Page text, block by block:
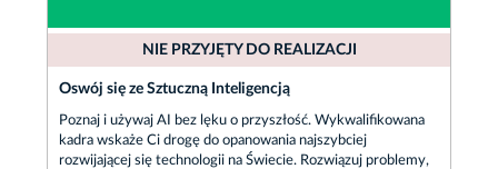
NIE PRZYJĘTY DO REALIZACJI
Oswój się ze Sztuczną Inteligencją
Poznaj i używaj AI bez lęku o przyszłość. Wykwalifikowana
kadra wskaże Ci drogę do opanowania najszybciej
rozwijającej się technologii na Świecie. Rozwiązuj problemy,